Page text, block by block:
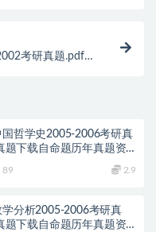
考研真题.pdf
哲学史2005-2006考研真
题下载自命题历年真题资
89 2.9
分析2005-2006考研真
题下载自命题历年真题资